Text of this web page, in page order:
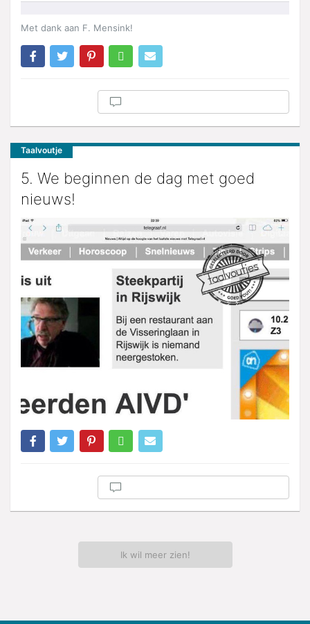
Met dank aan F. Mensink!
Taalvoutje
5. We beginnen de dag met goed
nieuws!
Ik wil meer zien!